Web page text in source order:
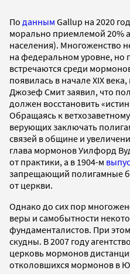
По данным Gallup на 2020
морально приемлемой 20%
населения). Многоженство
на федеральном уровне, но
встречаются среди
появилась в начале XIX
Джозеф Смит заявил, что
должен восстановить
Обращаясь к
верующих заключать
связей в общине и
глава мормонов Уилфорд
от практики, а в 1904-м
запрещающий полигамные
от церкви.
Однако до сих пор
веры и самобытности
фундаменталистов. При
скудны. В 2007 году
церковь мормонов
отколовшихся мормонов в